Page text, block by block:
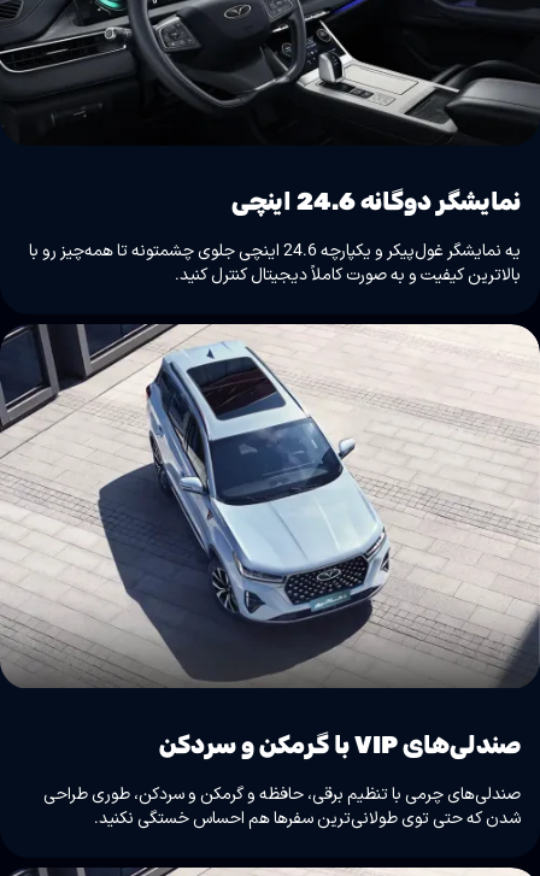
نمایشگر دوگانه 24.6 اینچی
یه نمایشگر غول‌پیکر و یکپارچه 24.6 اینچی جلوی چشمتونه تا همه‌چیز رو با
بالاترین کیفیت و به صورت کاملاً دیجیتال کنترل کنید.
صندلی‌های VIP با گرمکن و سردکن
صندلی‌های چرمی با تنظیم برقی، حافظه و گرمکن و سردکن، طوری طراحی
شدن که حتی توی طولانی‌ترین سفرها هم احساس خستگی نکنید.